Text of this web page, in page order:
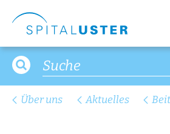
Über uns Aktuelles